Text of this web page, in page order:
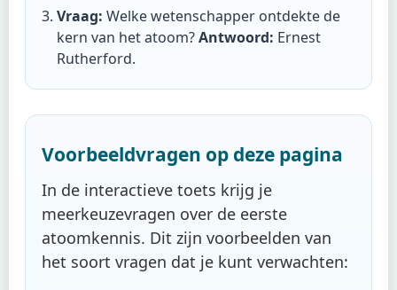
Vraag: Welke wetenschapper ontdekte de
kern van het atoom?Antwoord: Ernest
Rutherford.
Voorbeeldvragen op deze pagina
In de interactieve toets krijg je
meerkeuzevragen over de eerste
atoomkennis. Dit zijn voorbeelden van
het soort vragen dat je kunt verwachten: